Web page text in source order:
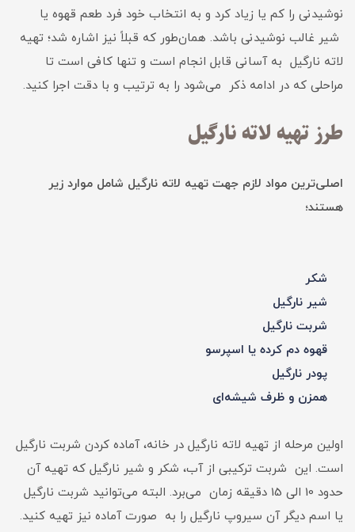
نوشیدنی را کم یا زیاد کرد و به انتخاب خود فرد طعم قهوه یا
شیر غالب نوشیدنی باشد. همان‌طور که قبلاً نیز اشاره شد؛ تهیه
لاته نارگیل به‌ آسانی قابل ‌انجام است و تنها کافی است تا
مراحلی که در ادامه ذکر می‌شود را به ترتیب و با دقت اجرا کنید.
طرز تهیه لاته نارگیل
اصلی‌ترین مواد لازم جهت تهیه لاته نارگیل شامل موارد زیر
هستند؛
شکر
شیر نارگیل
شربت نارگیل
قهوه دم کرده یا اسپرسو
پودر نارگیل
همزن و ظرف شیشه‌ای
اولین مرحله از تهیه لاته نارگیل در خانه، آماده ‌کردن شربت نارگیل
است. این شربت ترکیبی از آب، شکر و شیر نارگیل که تهیه آن
حدود 10 الی 15 دقیقه زمان می‌برد. البته می‌توانید شربت نارگیل
یا اسم دیگر آن سیروپ نارگیل را به‌ صورت آماده نیز تهیه کنید.